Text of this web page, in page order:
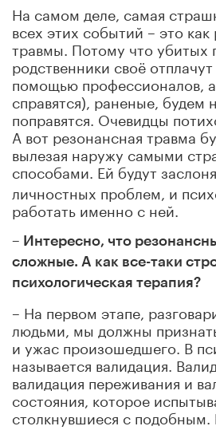
На самом деле, самая
всех этих событий – это
травмы. Потому что убитых
родственники своё
помощью профессионалов,
справятся), раненые, будем
поправятся. Очевидцы
А вот резонансная травма
вылезая наружу самыми
способами. Ей будут
личностных проблем, и
работать именно с ней.
– Интересно, что
сложные. А как все-таки
психологическая терапия?
– На первом этапе,
людьми, мы должны
и ужас произошедшего. В
называется валидация.
валидация переживания и
состояния, которое
столкнувшиеся с подобным.